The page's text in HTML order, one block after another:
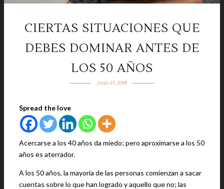
CIERTAS SITUACIONES QUE
DEBES DOMINAR ANTES DE
LOS 50 AÑOS
junio 15, 2018
Spread the love
Acercarse a los 40 años da miedo; pero aproximarse a los 50
años es aterrador.
A los 50 años, la mayoría de las personas comienzan a sacar
cuentas sobre lo que han logrado y aquello que no; las